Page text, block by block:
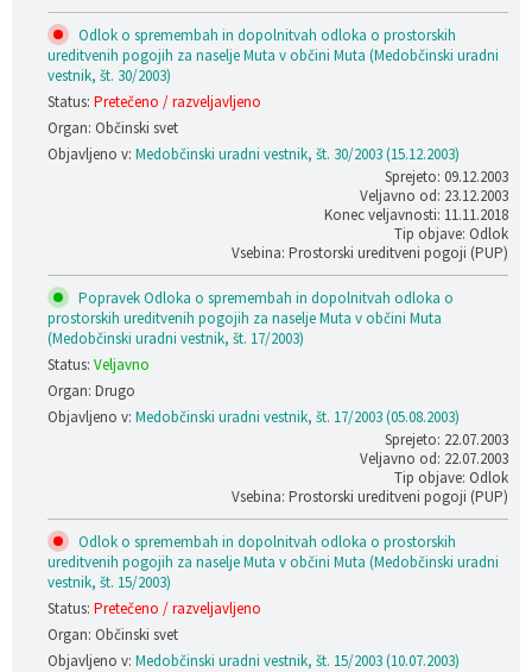
Odlok o spremembah in dopolnitvah odloka o prostorskih
ureditvenih pogojih za naselje Muta v občini Muta (Medobčinski uradni
vestnik, št. 30/2003)
Status: Pretečeno / razveljavljeno
Organ: Občinski svet
Objavljeno v: Medobčinski uradni vestnik, št. 30/2003 (15.12.2003)
Sprejeto: 09.12.2003
Veljavno od: 23.12.2003
Konec veljavnosti: 11.11.2018
Tip objave: Odlok
Vsebina: Prostorski ureditveni pogoji (PUP)
Popravek Odloka o spremembah in dopolnitvah odloka o
prostorskih ureditvenih pogojih za naselje Muta v občini Muta
(Medobčinski uradni vestnik, št. 17/2003)
Status: Veljavno
Organ: Drugo
Objavljeno v: Medobčinski uradni vestnik, št. 17/2003 (05.08.2003)
Sprejeto: 22.07.2003
Veljavno od: 22.07.2003
Tip objave: Odlok
Vsebina: Prostorski ureditveni pogoji (PUP)
Odlok o spremembah in dopolnitvah odloka o prostorskih
ureditvenih pogojih za naselje Muta v občini Muta (Medobčinski uradni
vestnik, št. 15/2003)
Status: Pretečeno / razveljavljeno
Organ: Občinski svet
Objavljeno v: Medobčinski uradni vestnik, št. 15/2003 (10.07.2003)